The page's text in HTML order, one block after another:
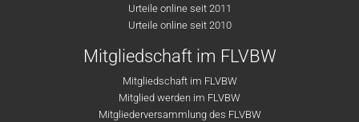
Urteile online seit 2011
Urteile online seit 2010
Mitgliedschaft im FLVBW
Mitgliedschaft im FLVBW
Mitglied werden im FLVBW
Mitgliederversammlung des FLVBW